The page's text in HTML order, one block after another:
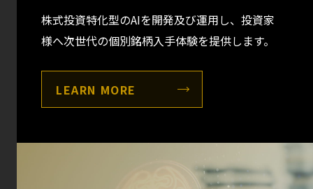
株式投資特化型のAIを開発及び運用し、投資家
様へ次世代の個別銘柄入手体験を提供します。
LEARN MORE